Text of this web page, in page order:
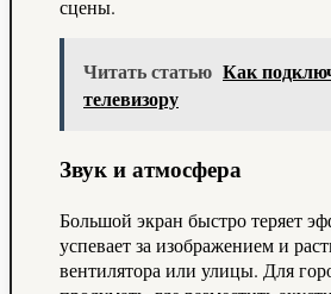
сцены.
Читать статью Как
телевизору
Звук и атмосфера
Большой экран быстро теряет
успевает за изображением и
вентилятора или улицы. Для